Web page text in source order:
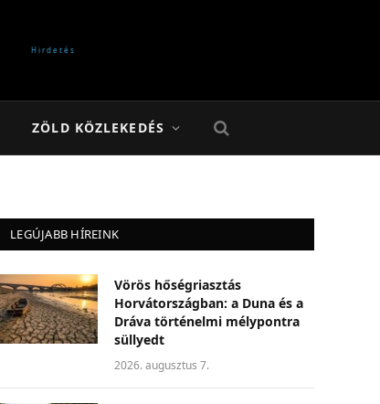
ZÖLD KÖZLEKEDÉS
LEGÚJABB HÍREINK
Vörös hőségriasztás
Horvátországban: a Duna és a
Dráva történelmi mélypontra
süllyedt
2026. augusztus 7.